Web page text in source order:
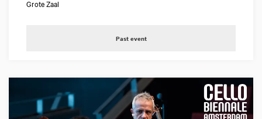
Grote Zaal
Past event